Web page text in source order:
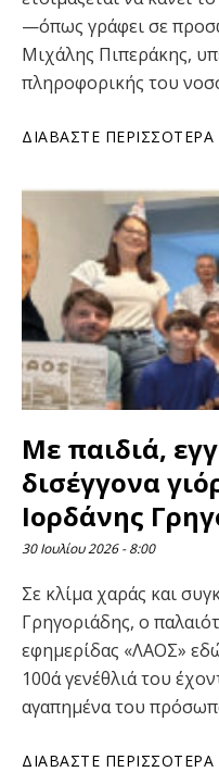
—όπως γράφει σε
Μιχάλης Πιπεράκης,
πληροφορικής του
ΔΙΑΒΆΣΤΕ ΠΕΡΙΣΣΌΤΕΡΑ
Με παιδιά,
δισέγγονα
Ιορδάνης
30 Ιουλίου 2026 8:00
Σε κλίμα χαράς και
Γρηγοριάδης, ο
εφημερίδας «ΛΑΟΣ»
100ά γενέθλιά του
αγαπημένα του
ΔΙΑΒΆΣΤΕ ΠΕΡΙΣΣΌΤΕΡΑ